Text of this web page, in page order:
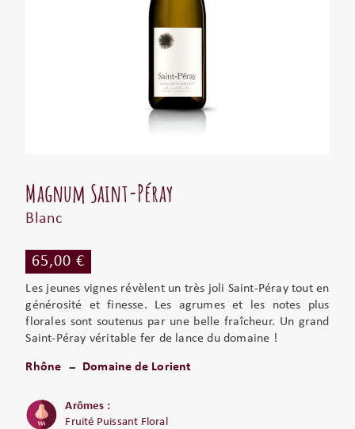
Magnum Saint-Péray
Blanc
65,00 €
Les jeunes vignes révèlent un très joli Saint-Péray tout en
générosité et finesse. Les agrumes et les notes plus
florales sont soutenus par une belle fraîcheur. Un grand
Saint-Péray véritable fer de lance du domaine !
Rhône Domaine de Lorient
Arômes :
Fruité Puissant Floral